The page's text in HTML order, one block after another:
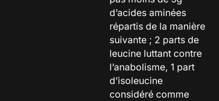
d’acides aminées
répartis de la manière
suivante ; 2 parts de
leucine luttant contre
l’anabolisme, 1 part
d’isoleucine
considéré comme